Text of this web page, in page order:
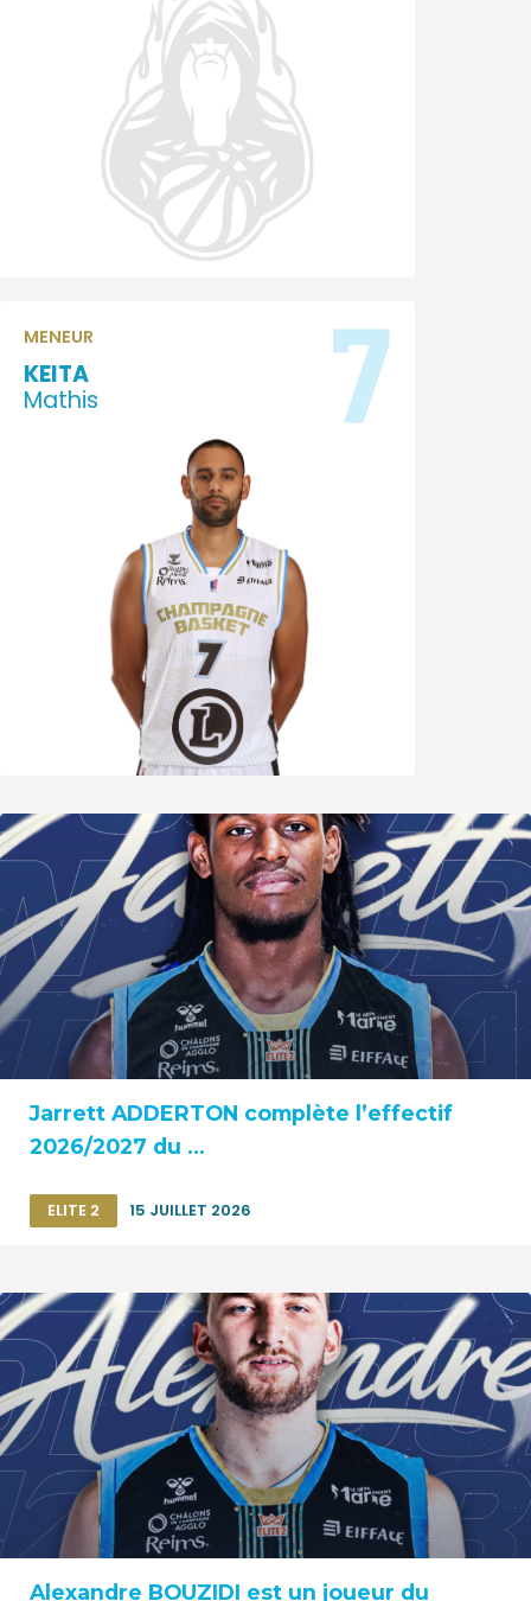
MENEUR
KEITA
Mathis
7
Jarrett ADDERTON complète l’effectif
2026/2027 du ...
ELITE 2 15 JUILLET 2026
Alexandre BOUZIDI est un joueur du